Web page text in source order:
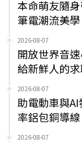
本命萌友隨
筆電潮流美學
2026-08-07
開放世界音
給新鮮人的
2026-08-07
助電動車與
率鋁包銅導線
2026-08-07